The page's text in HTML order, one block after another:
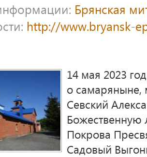
Брянская
http://www.bryansk-
14 мая 2023
о самаряныне,
Севский
Божественную
Покрова
Садовый